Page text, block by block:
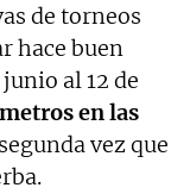
de torneos
hace buen
al 12 de
en las
vez que